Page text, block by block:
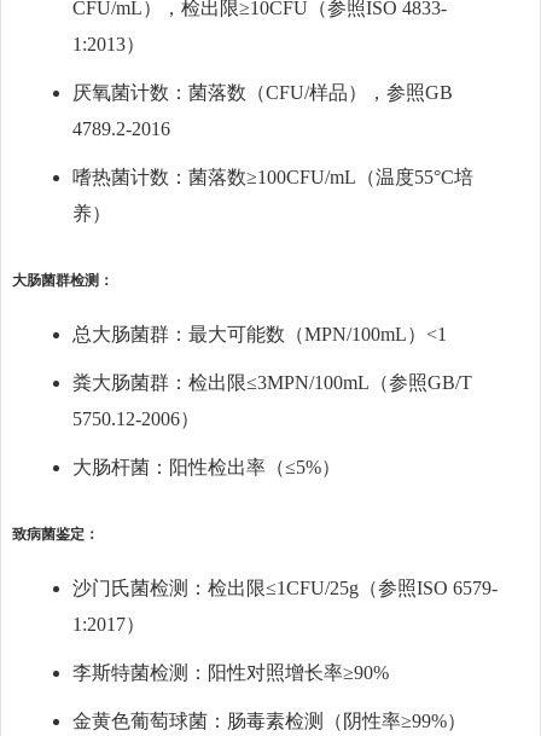
CFU/mL），检出限≥10CFU（参照ISO 4833-
1:2013）
厌氧菌计数：菌落数（CFU/样品），参照GB
4789.2-2016
嗜热菌计数：菌落数≥100CFU/mL（温度55°C培
养）
大肠菌群检测：
总大肠菌群：最大可能数（MPN/100mL）<1
粪大肠菌群：检出限≤3MPN/100mL（参照GB/T
5750.12-2006）
大肠杆菌：阳性检出率（≤5%）
致病菌鉴定：
沙门氏菌检测：检出限≤1CFU/25g（参照ISO 6579-
1:2017）
李斯特菌检测：阳性对照增长率≥90%
金黄色葡萄球菌：肠毒素检测（阴性率≥99%）